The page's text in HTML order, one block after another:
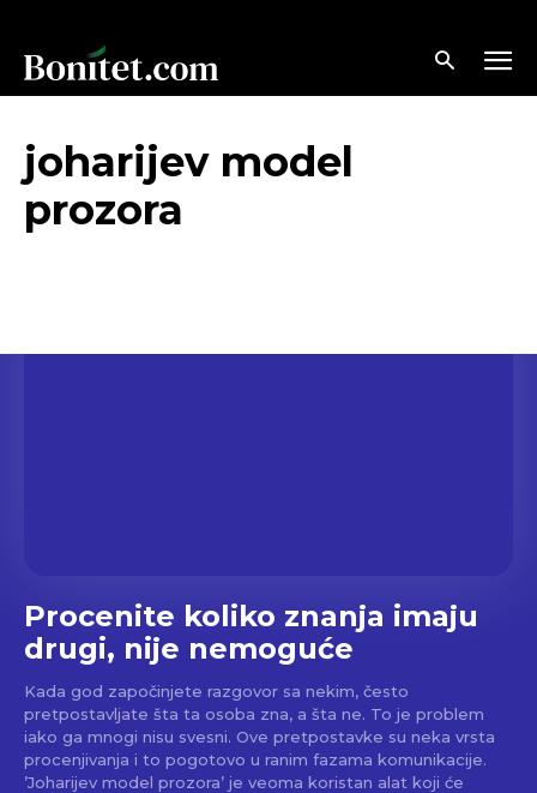
joharijev model
prozora
Procenite koliko znanja imaju
drugi, nije nemoguće
Kada god započinjete razgovor sa nekim, često
pretpostavljate šta ta osoba zna, a šta ne. To je problem
iako ga mnogi nisu svesni. Ove pretpostavke su neka vrsta
procenjivanja i to pogotovo u ranim fazama komunikacije.
’Joharijev model prozora’ je veoma koristan alat koji će